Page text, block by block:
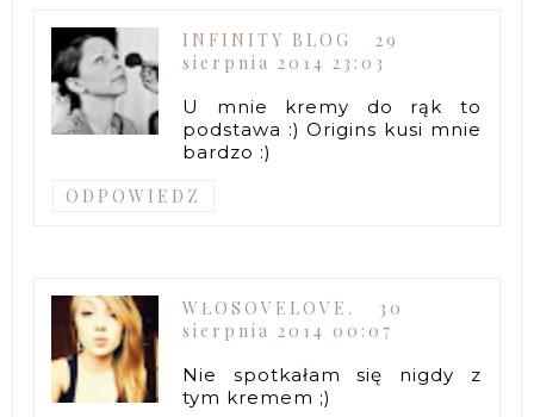
INFINITY BLOG
29
sierpnia 2014 23:03
U mnie kremy do rąk to
podstawa :) Origins kusi mnie
bardzo :)
ODPOWIEDZ
WŁOSOVELOVE.
30
sierpnia 2014 00:07
Nie spotkałam się nigdy z
tym kremem ;)